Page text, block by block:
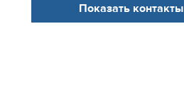
Показать контакты